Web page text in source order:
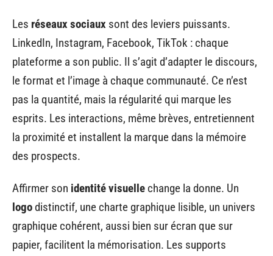
Les réseaux sociaux sont des leviers puissants.
LinkedIn, Instagram, Facebook, TikTok : chaque
plateforme a son public. Il s’agit d’adapter le discours,
le format et l’image à chaque communauté. Ce n’est
pas la quantité, mais la régularité qui marque les
esprits. Les interactions, même brèves, entretiennent
la proximité et installent la marque dans la mémoire
des prospects.
Affirmer son identité visuelle change la donne. Un
logodistinctif, une charte graphique lisible, un univers
graphique cohérent, aussi bien sur écran que sur
papier, facilitent la mémorisation. Les supports